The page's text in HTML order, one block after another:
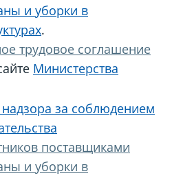
и уборки в
.
трудовое соглашение
Министерства
за соблюдением
поставщиками
и уборки в